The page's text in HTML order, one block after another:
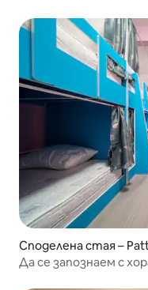
Споделена стая –
Да се запознаем с